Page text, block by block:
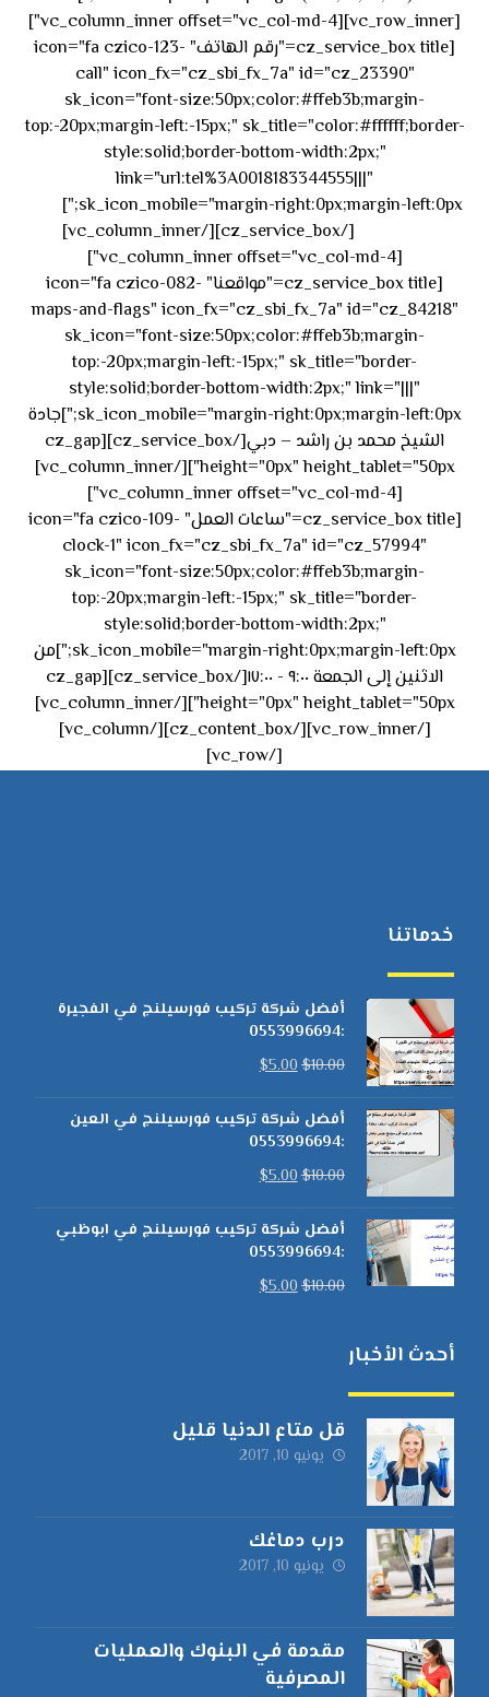
[vc_row_inner][vc_column_inner offset="vc_col-md-4"]
[cz_service_box title="رقم الهاتف" icon="fa czico-123-
call" icon_fx="cz_sbi_fx_7a" id="cz_23390"
sk_icon="font-size:50px;color:#ffeb3b;margin-
top:-20px;margin-left:-15px;" sk_title="color:#ffffff;border-
style:solid;border-bottom-width:2px;"
link="url:tel%3A0018183344555|||"
sk_icon_mobile="margin-right:0px;margin-left:0px;"]
[/cz_service_box][/vc_column_inner]
[vc_column_inner offset="vc_col-md-4"]
[cz_service_box title="مواقعنا" icon="fa czico-082-
maps-and-flags" icon_fx="cz_sbi_fx_7a" id="cz_84218"
sk_icon="font-size:50px;color:#ffeb3b;margin-
top:-20px;margin-left:-15px;" sk_title="border-
style:solid;border-bottom-width:2px;" link="|||"
sk_icon_mobile="margin-right:0px;margin-left:0px;"]جادة
الشيخ محمد بن راشد – دبي[/cz_service_box][cz_gap
height="0px" height_tablet="50px"][/vc_column_inner]
[vc_column_inner offset="vc_col-md-4"]
[cz_service_box title="ساعات العمل" icon="fa czico-109-
clock-1" icon_fx="cz_sbi_fx_7a" id="cz_57994"
sk_icon="font-size:50px;color:#ffeb3b;margin-
top:-20px;margin-left:-15px;" sk_title="border-
style:solid;border-bottom-width:2px;"
sk_icon_mobile="margin-right:0px;margin-left:0px;"]من
الاثنين إلى الجمعة ٩:٠٠ - ١٧:٠٠[/cz_service_box][cz_gap
height="0px" height_tablet="50px"][/vc_column_inner]
[/vc_row_inner][/cz_content_box][/vc_column]
[/vc_row]
خدماتنا
أفضل شركة تركيب فورسيلنج في الفجيرة
:0553996694
$10.00
$5.00
أفضل شركة تركيب فورسيلنج في العين
:0553996694
$10.00
$5.00
أفضل شركة تركيب فورسيلنج في ابوظبي
:0553996694
$10.00
$5.00
أحدث الأخبار
قل متاع الدنيا قليل
يونيو 10, 2017
درب دماغك
يونيو 10, 2017
مقدمة في البنوك والعمليات
المصرفية